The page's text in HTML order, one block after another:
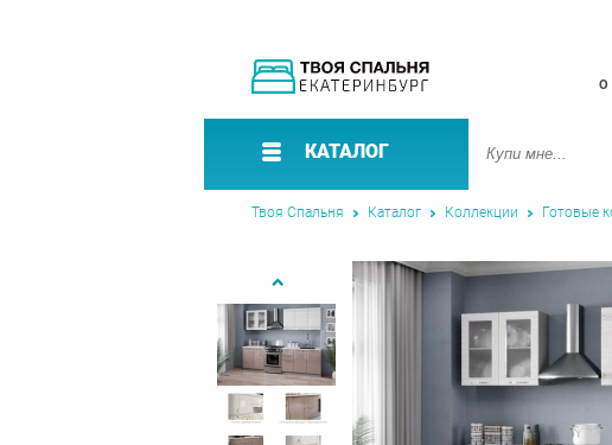
О
КАТАЛОГ
Твоя Спальня Каталог Коллекции Готовые